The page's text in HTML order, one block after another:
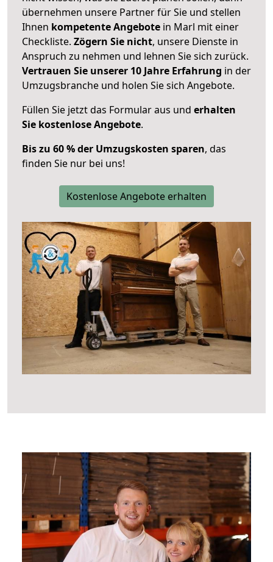
übernehmen unsere Partner für Sie und stellen
Ihnen kompetente Angebote in Marl mit einer
Checkliste. Zögern Sie nicht, unsere Dienste in
Anspruch zu nehmen und lehnen Sie sich zurück.
Vertrauen Sie unserer 10 Jahre Erfahrung in der
Umzugsbranche und holen Sie sich Angebote.
Füllen Sie jetzt das Formular aus und erhalten
Sie kostenlose Angebote.
Bis zu 60 % der Umzugskosten sparen, das
finden Sie nur bei uns!
Kostenlose Angebote erhalten